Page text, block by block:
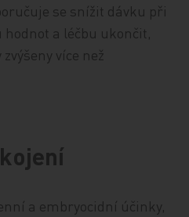
se snížit dávku při
a léčbu ukončit,
více než
a embryocidní účinky,